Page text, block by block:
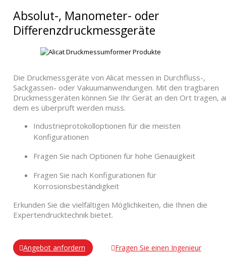
Absolut-, Manometer- oder
Differenzdruckmessgeräte
Die Druckmessgeräte von Alicat messen in Durchfluss-,
Sackgassen- oder Vakuumanwendungen. Mit den tragbaren
Druckmessgeräten können Sie Ihr Gerät an den Ort tragen,
dem es überprüft werden muss.
Industrieprotokolloptionen für die meisten
Konfigurationen
Fragen Sie nach Optionen für hohe Genauigkeit
Fragen Sie nach Konfigurationen für
Korrosionsbeständigkeit
Erkunden Sie die vielfältigen Möglichkeiten, die Ihnen die
Expertendrucktechnik bietet.
Angebot anfordern Fragen Sie einen Ingenieur